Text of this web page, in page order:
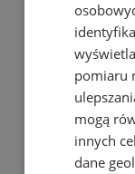
pomiaru
mogą
innych
dane